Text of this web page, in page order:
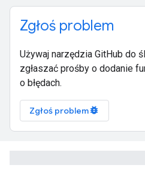
Zgłoś problem
Używaj narzędzia GitHub do
zgłaszać prośby o dodanie
o błędach.
Zgłoś problembug_report